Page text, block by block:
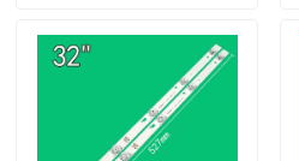
Poprosić o wycenę
Podświetlenie telewizora LED